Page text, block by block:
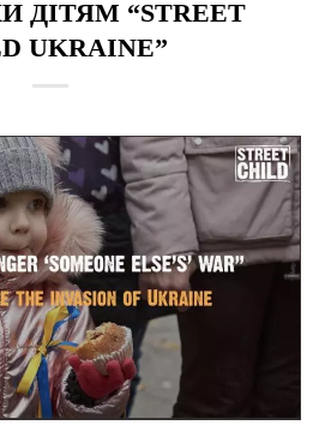
ДІТЯМ “STREET
UKRAINE”